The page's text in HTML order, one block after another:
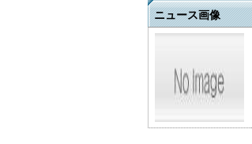
ニュース画像